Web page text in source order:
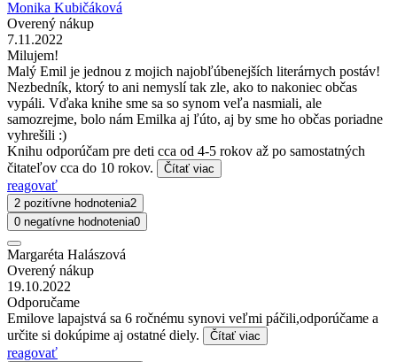
Monika Kubičáková
Overený nákup
7.11.2022
Milujem!
Malý Emil je jednou z mojich najobľúbenejších literárnych postáv!
Nezbedník, ktorý to ani nemyslí tak zle, ako to nakoniec občas
vypáli. Vďaka knihe sme sa so synom veľa nasmiali, ale
samozrejme, bolo nám Emilka aj ľúto, aj by sme ho občas poriadne
vyhrešili :)
Knihu odporúčam pre deti cca od 4-5 rokov až po samostatných
čitateľov cca do 10 rokov.
Čítať viac
reagovať
2 pozitívne hodnotenia2
0 negatívne hodnotenia0
Margaréta Halászová
Overený nákup
19.10.2022
Odporučame
Emilove lapajstvá sa 6 ročnému synovi veľmi páčili,odporúčame a
určite si dokúpime aj ostatné diely.
Čítať viac
reagovať